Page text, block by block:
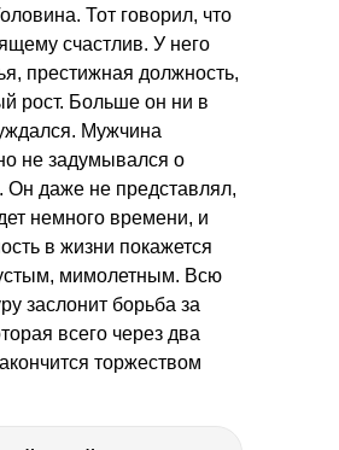
Тот говорил, что
счастлив. У него
престижная должность,
рост. Больше он ни в
Мужчина
не задумывался о
Он даже не представлял,
немного времени, и
в жизни покажется
мимолетным. Всю
заслонит борьба за
всего через два
торжеством